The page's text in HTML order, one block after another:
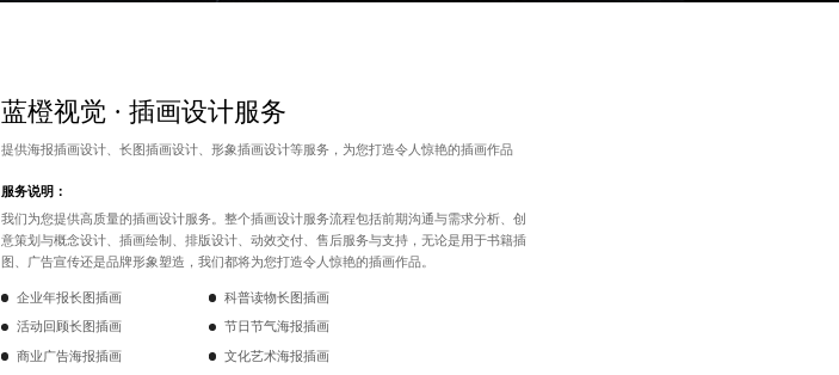
蓝橙视觉 · 插画设计服务
提供海报插画设计、 长图插画设计、 形象插画设计等服务，为您打造令人惊艳的插画作品
服务说明：
我们为您提供高质量的插画设计服务。整个插画设计服务流程包括前期沟通与需求分析、创
意策划与概念设计、插画绘制、排版设计、动效交付、售后服务与支持，无论是用于书籍插
图、广告宣传还是品牌形象塑造，我们都将为您打造令人惊艳的插画作品。
企业年报长图插画 科普读物长图插画
活动回顾长图插画 节日节气海报插画
商业广告海报插画 文化艺术海报插画